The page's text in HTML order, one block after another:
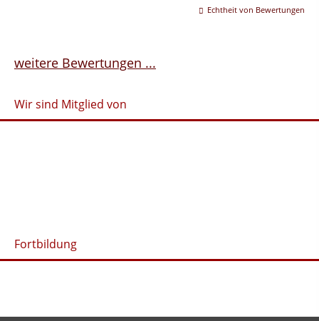
Echtheit von Bewertungen
weitere Bewertungen ...
Wir sind Mitglied von
Fortbildung